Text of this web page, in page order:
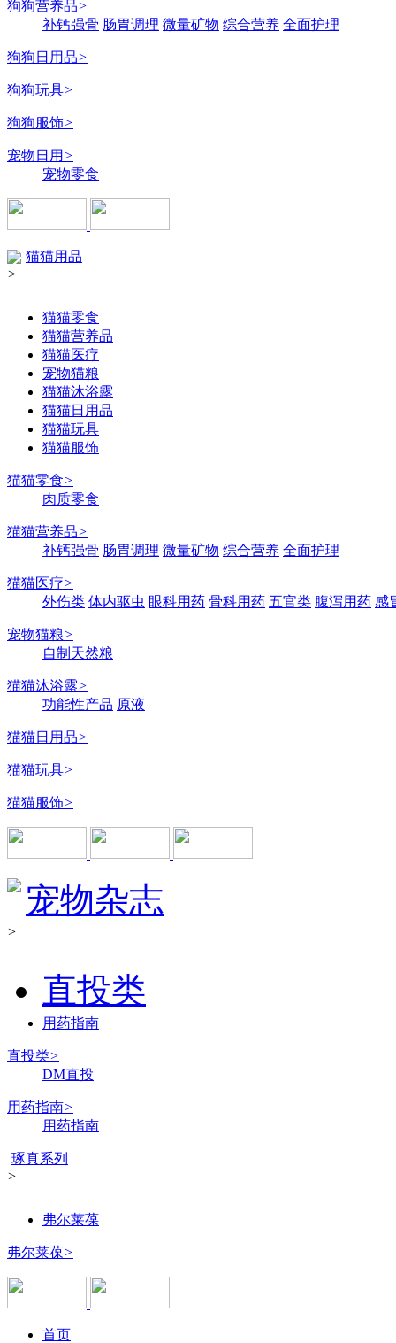
狗狗营养品>
补钙强骨 肠胃调理 微量矿物 综合营养 全面护理
狗狗日用品>
狗狗玩具>
狗狗服饰>
宠物日用 >
宠物零食
猫猫用品
>
猫猫零食
猫猫营养品
猫猫医疗
宠物猫粮
猫猫沐浴露
猫猫日用品
猫猫玩具
猫猫服饰
猫猫零食>
肉质零食
猫猫营养品>
补钙强骨 肠胃调理 微量矿物 综合营养 全面护理
猫猫医疗>
外伤类 体内驱虫 眼科用药 骨科用药 五官类 腹泻用药 感
宠物猫粮>
自制天然粮
猫猫沐浴露>
功能性产品 原液
猫猫日用品>
猫猫玩具>
猫猫服饰>
宠物杂志
>
直投类
用药指南
直投类>
DM直投
用药指南>
用药指南
琢真系列
>
弗尔莱葆
弗尔莱葆>
首页